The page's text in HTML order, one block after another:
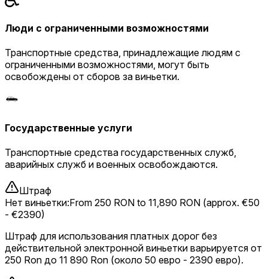
Люди с ограниченными возможностями
Транспортные средства, принадлежащие людям с
ограниченными возможностями, могут быть
освобождены от сборов за виньетки.
Государственные услуги
Транспортные средства государственных служб,
аварийных служб и военных освобождаются.
Штраф
Нет виньетки:From 250 RON to 11,890 RON (approx. €50
- €2390)
Штраф для использования платных дорог без
действительной электронной виньетки варьируется от
250 Ron до 11 890 Ron (около 50 евро - 2390 евро).